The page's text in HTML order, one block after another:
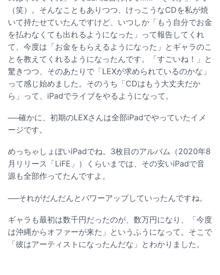
（笑）。そんなこともありつつ、けっこうなCDを私が焼
いて持たせていたんですけど、いつしか「もう自分でお金
を払わなくても出れるようになった」って報告してくれ
て、今度は「お金をもらえるようになった」とギャラのこ
とを教えてくれるようになったんです。「すごいね！」と
驚きつつ、そのあたりで「LEXが求められているのかな」
って感じ始めました。そのうち「CDはもう大丈夫だか
ら」って、iPadでライブをやるようになって。
──確かに、初期のLEXさんは全部iPadでやっていたイメ
ージです。
めっちゃしょぼいiPadでね。3枚目のアルバム（2020年8
月リリース「LiFE」）くらいまでは、その安いiPadで音
源も全部作ってたんですよ。
──それがだんだんとパワーアップしていったんですね。
ギャラも最初は数千円だったのが、数万円になり、「今度
は沖縄からオファーが来た」というふうになって。そこで
「彼はアーティストになったんだな」とわかりました。